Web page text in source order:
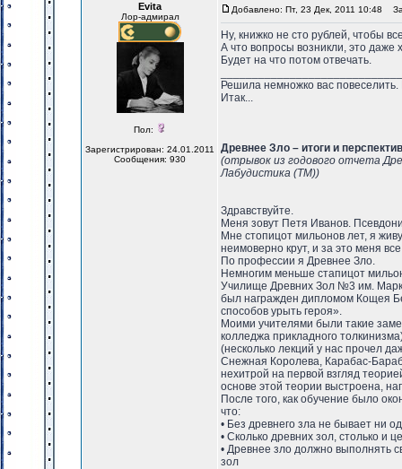
Evita
Лор-адмирал
Пол:
Зарегистрирован: 24.01.2011
Сообщения: 930
Добавлено: Пт, 23 Дек, 2011 10:48
Ну, книжко не сто рублей, чтобы
А что вопросы возникли, это даже
Будет на что потом отвечать.
Решила немножко вас
Итак...
Древнее Зло – итоги и
(отрывок из годового отчета
Лабудистика (ТМ))
Здравствуйте.
Меня зовут Петя Иванов.
Мне стопицот мильонов лет, я
неимоверно крут, и за это меня
По профессии я Древнее Зло.
Немногим меньше стапицот
Училище Древних Зол №3 им.
был награжден дипломом Кощея
способов урыть героя».
Моими учителями были такие
колледжа прикладного
(несколько лекций у нас прочел
Снежная Королева, Карабас-
нехитрой на первой взгляд
основе этой теории выстроена,
После того, как обучение было
что:
• Без древнего зла не бывает ни
• Сколько древних зол, столько и
• Древнее зло должно выполнять
зол